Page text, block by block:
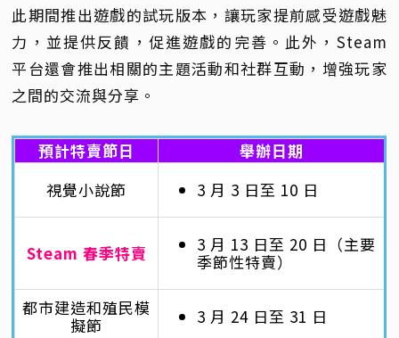
此期間推出遊戲的試玩版本，讓玩家提前感受遊戲魅
力，並提供反饋，促進遊戲的完善。此外，Steam
平台還會推出相關的主題活動和社群互動，增強玩家
之間的交流與分享。
預計特賣節日
舉辦日期
視覺小說節
3 月 3 日至 10 日
Steam 春季特賣
3 月 13 日至 20 日（主要
季節性特賣）
都市建造和殖民模
擬節
3 月 24 日至 31 日